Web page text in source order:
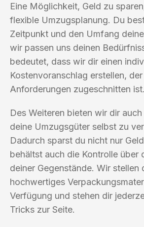
Eine Möglichkeit, Geld zu
flexible Umzugsplanung. Du
Zeitpunkt und den Umfang
wir passen uns deinen
bedeutet, dass wir dir einen
Kostenvoranschlag erstellen,
Anforderungen zugeschnitten ist.
Des Weiteren bieten wir dir
deine Umzugsgüter selbst zu
Dadurch sparst du nicht nur
behältst auch die Kontrolle über
deiner Gegenstände. Wir stellen
hochwertiges
Verfügung und stehen dir
Tricks zur Seite.